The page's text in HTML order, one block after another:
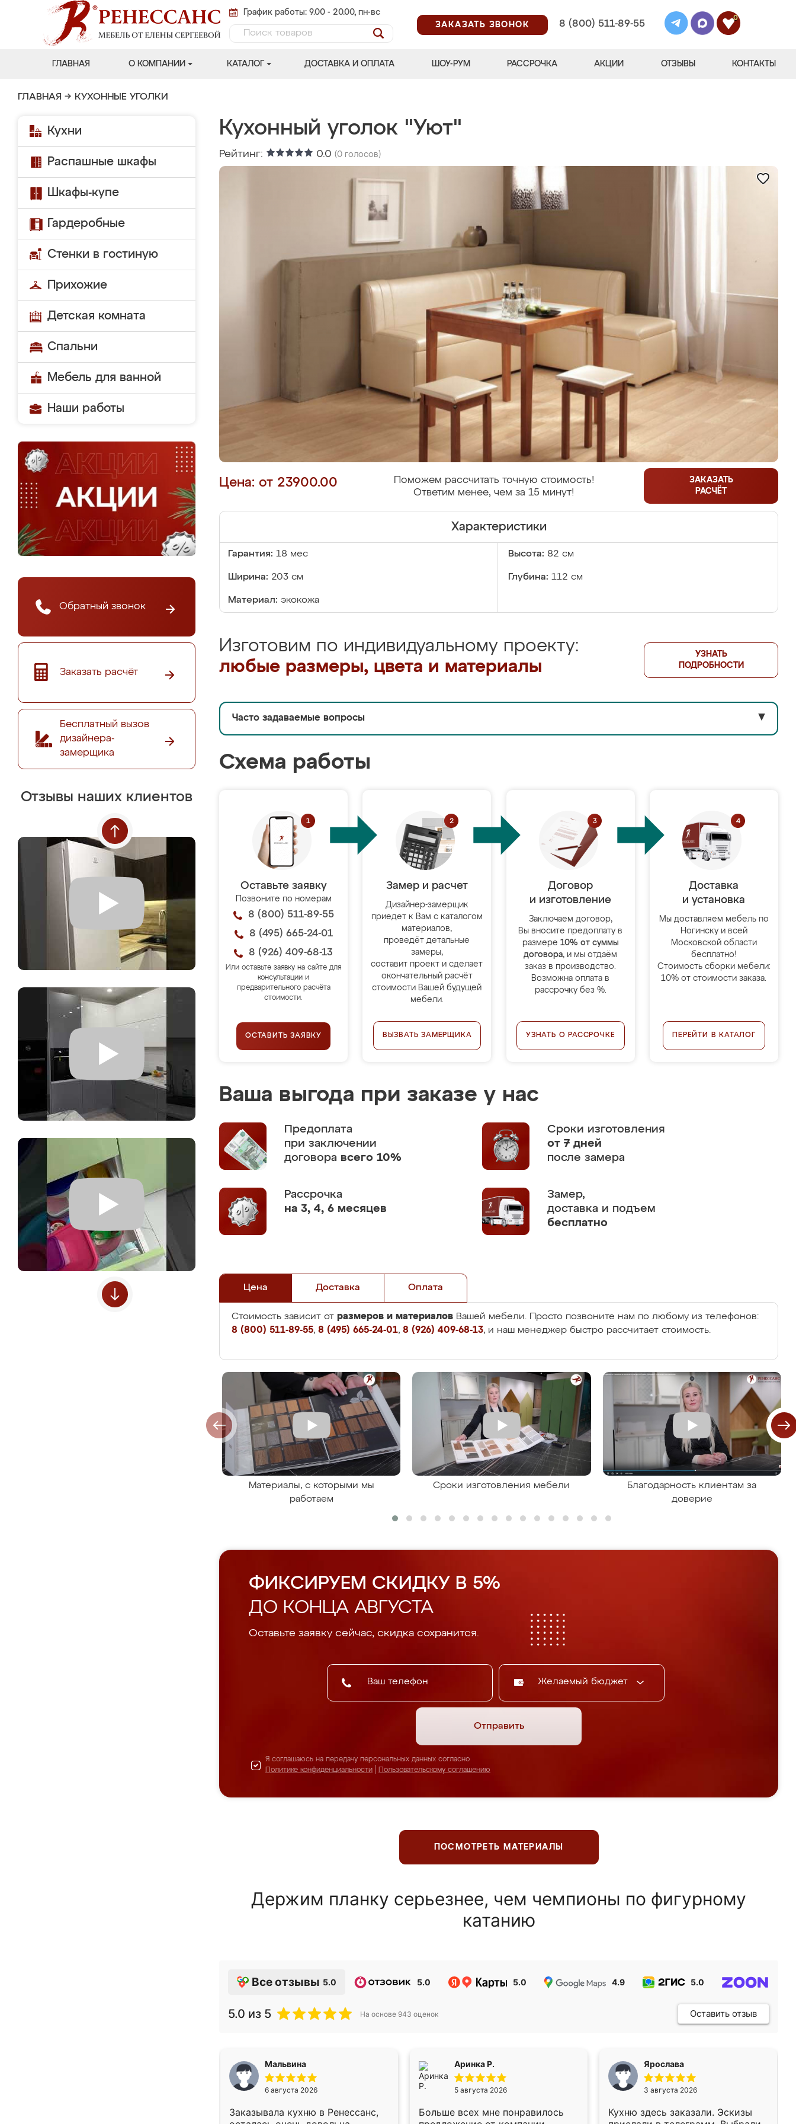
График работы: 9.00 - 20.00, пн-вс
ЗАКАЗАТЬ ЗВОНОК
8 (800) 511-89-55
0
ГЛАВНАЯ О КОМПАНИИ КАТАЛОГ ДОСТАВКА И ОПЛАТА ШОУ-РУМ РАССРОЧКА АКЦИИ ОТЗЫВЫ КОНТАКТЫ
ГЛАВНАЯ → КУХОННЫЕ УГОЛКИ
Кухни
Распашные шкафы
Шкафы-купе
Гардеробные
Стенки в гостиную
Прихожие
Детская комната
Спальни
Мебель для ванной
Наши работы
Обратный звонок
Заказать расчёт
Бесплатный вызов
дизайнера-
замерщика
Отзывы наших клиентов
Кухонный уголок "Уют"
Рейтинг: 0.0 (0 голосов)
Цена: от 23900.00
Поможем рассчитать точную стоимость!
Ответим менее, чем за 15 минут!
ЗАКАЗАТЬ
РАСЧЁТ
Характеристики
Гарантия: 18 мес Высота: 82 см
Ширина: 203 см Глубина: 112 см
Материал: экокожа
Изготовим по индивидуальному проекту:
любые размеры, цвета и материалы
УЗНАТЬ
ПОДРОБНОСТИ
Часто задаваемые вопросы ▼
Схема работы
Оставьте заявку
Позвоните по номерам
8 (800) 511-89-55
8 (495) 665-24-01
8 (926) 409-68-13
Или оставьте заявку на сайте для
консультации и
предварительного расчёта
стоимости.
ОСТАВИТЬ ЗАЯВКУ
Замер и расчет
Дизайнер-замерщик
приедет к Вам с каталогом
материалов,
проведёт детальные
замеры,
составит проект и сделает
окончательный расчёт
стоимости Вашей будущей
мебели.
ВЫЗВАТЬ ЗАМЕРЩИКА
Договор
и изготовление
Заключаем договор,
Вы вносите предоплату в
размере 10% от суммы
договора, и мы отдаём
заказ в производство.
Возможна оплата в
рассрочку без %.
УЗНАТЬ О РАССРОЧКЕ
Доставка
и установка
Мы доставляем мебель по
Ногинску и всей
Московской области
бесплатно!
Стоимость сборки мебели:
10% от стоимости заказа.
ПЕРЕЙТИ В КАТАЛОГ
Ваша выгода при заказе у нас
Предоплата
при заключении
договора всего 10%
Сроки изготовления
от 7 дней
после замера
Рассрочка
на 3, 4, 6 месяцев
Замер,
доставка и подъем
бесплатно
Цена Доставка Оплата
Стоимость зависит от размеров и материалов Вашей мебели. Просто позвоните нам по любому из телефонов:
8 (800) 511-89-55, 8 (495) 665-24-01, 8 (926) 409-68-13, и наш менеджер быстро рассчитает стоимость.
Материалы, с которыми мы
работаем
Сроки изготовления мебели
Благодарность клиентам за
доверие
ФИКСИРУЕМ СКИДКУ В 5%
ДО КОНЦА АВГУСТА
Оставьте заявку сейчас, скидка сохранится.
Желаемый бюджет
Отправить
Я соглашаюсь на передачу персональных данных согласно
Политике конфиденциальности
Пользовательскому соглашению
ПОСМОТРЕТЬ МАТЕРИАЛЫ
Держим планку серьезнее, чем чемпионы по фигурному
катанию
Все отзывы 5.0 5.0 5.0 4.9 5.0
5.0 из 5 На основе 943 оценок Оставить отзыв
Мальвина
6 августа 2026
Заказывала кухню в Ренессанс,
Аринка Р.
5 августа 2026
Больше всех мне понравилось
Ярослава
3 августа 2026
Кухню здесь заказали. Эскизы